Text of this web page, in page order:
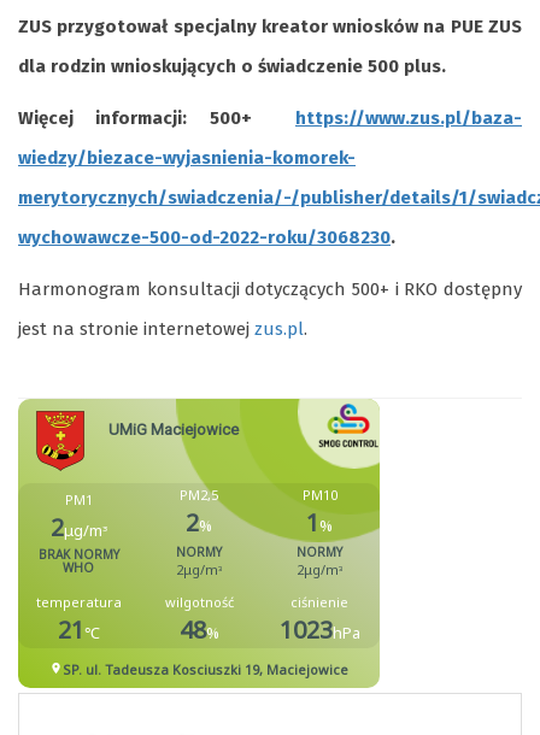
ZUS przygotował specjalny kreator wniosków na PUE ZUS
dla rodzin wnioskujących o świadczenie 500 plus.
Więcej informacji: 500+
https://www.zus.pl/baza-
wiedzy/biezace-wyjasnienia-komorek-
merytorycznych/swiadczenia/-/publisher/details/1/
wychowawcze-500-od-2022-roku/3068230.
Harmonogram konsultacji dotyczących 500+ i RKO dostępny
jest na stronie internetowej zus.pl.